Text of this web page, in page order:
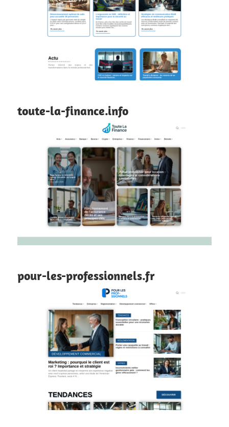
toute-la-finance.info
pour-les-professionnels.fr